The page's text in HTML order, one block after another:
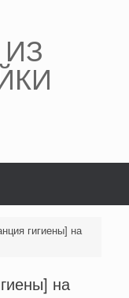
гигиены] на
на